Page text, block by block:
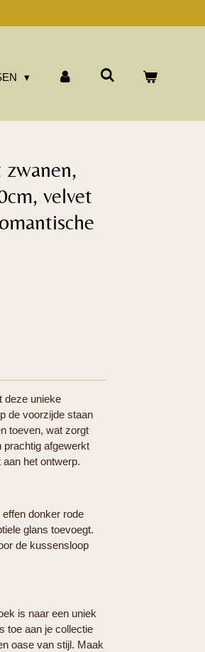
zwanen,
velvet
deze unieke
de voorzijde staan
toeven, wat zorgt
prachtig afgewerkt
het ontwerp.
donker rode
glans toevoegt.
de kussensloop
is naar een uniek
toe aan je collectie
oase van stijl. Maak